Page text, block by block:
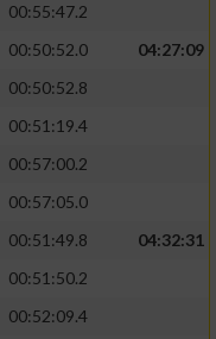
00:55:47.2
00:50:52.0
04:27:09
00:50:52.8
00:51:19.4
00:57:00.2
00:57:05.0
00:51:49.8
04:32:31
00:51:50.2
00:52:09.4